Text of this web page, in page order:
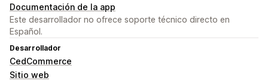
Documentación de la app
Este desarrollador no ofrece soporte técnico directo en
Español.
Desarrollador
CedCommerce
Sitio web